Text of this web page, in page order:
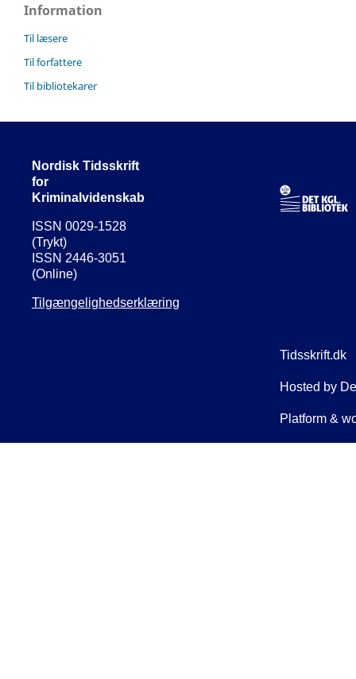
Information
Til læsere
Til forfattere
Til bibliotekarer
Nordisk Tidsskrift
for
Kriminalvidenskab
ISSN 0029-1528
(Trykt)
ISSN 2446-3051
(Online)
Tilgængelighedserklæring